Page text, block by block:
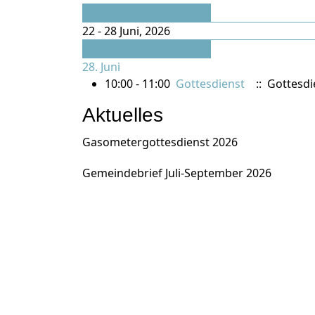
22 - 28 Juni, 2026
28. Juni
10:00 - 11:00 Gottesdienst ::
Aktuelles
Gasometergottesdienst 2026
Gemeindebrief Juli-September 2026